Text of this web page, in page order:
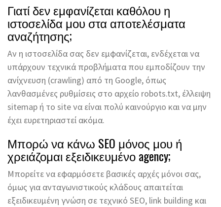
Γιατί δεν εμφανίζεται καθόλου η
ιστοσελίδα μου στα αποτελέσματα
αναζήτησης;
Αν η ιστοσελίδα σας δεν εμφανίζεται, ενδέχεται να
υπάρχουν τεχνικά προβλήματα που εμποδίζουν την
ανίχνευση (crawling) από τη Google, όπως
λανθασμένες ρυθμίσεις στο αρχείο robots.txt, έλλειψη
sitemap ή το site να είναι πολύ καινούργιο και να μην
έχει ευρετηριαστεί ακόμα.
Μπορώ να κάνω SEO μόνος μου ή
χρειάζομαι εξειδικευμένο agency;
Μπορείτε να εφαρμόσετε βασικές αρχές μόνοι σας,
όμως για ανταγωνιστικούς κλάδους απαιτείται
εξειδικευμένη γνώση σε τεχνικό SEO, link building και